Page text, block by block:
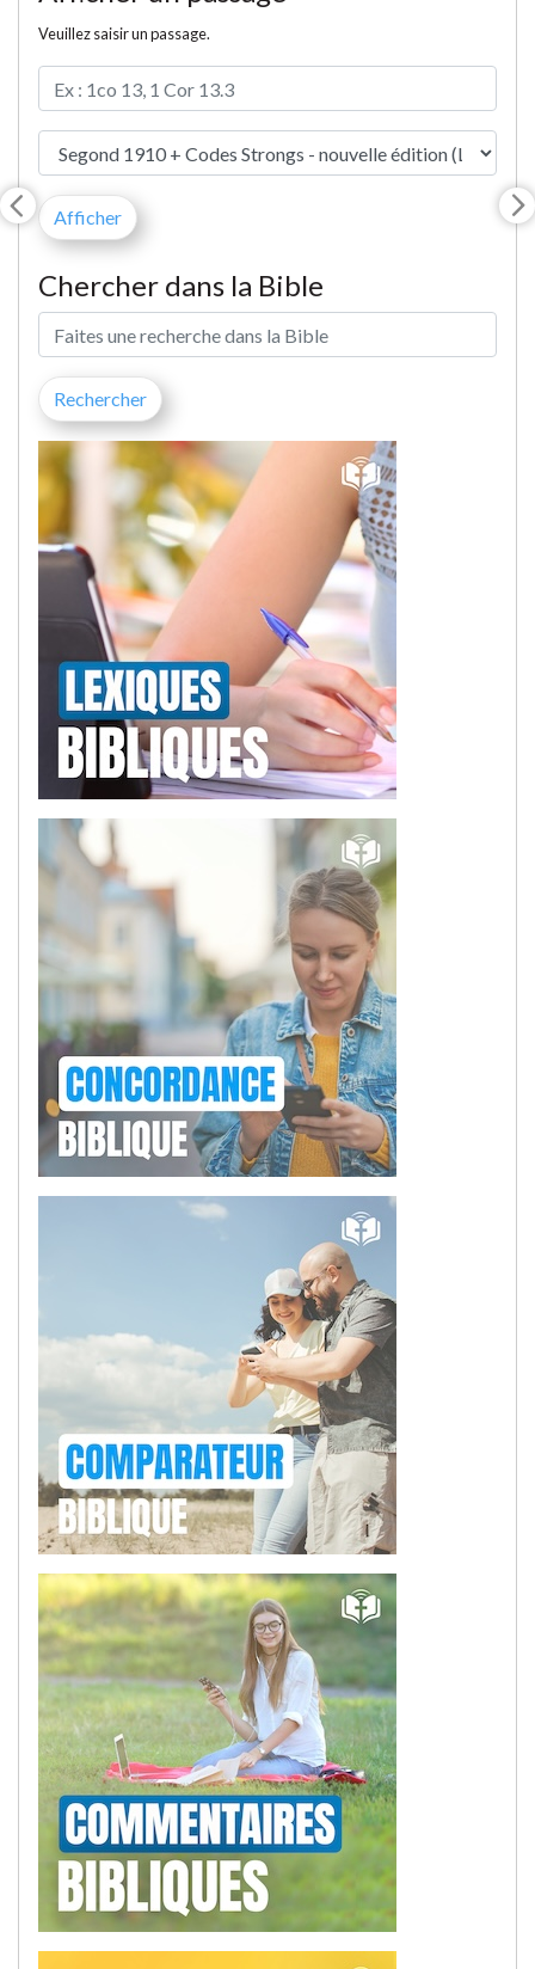
Veuillez saisir un passage.
Chercher dans la Bible